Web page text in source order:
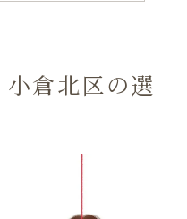
痛対策の基本
倉北区の選